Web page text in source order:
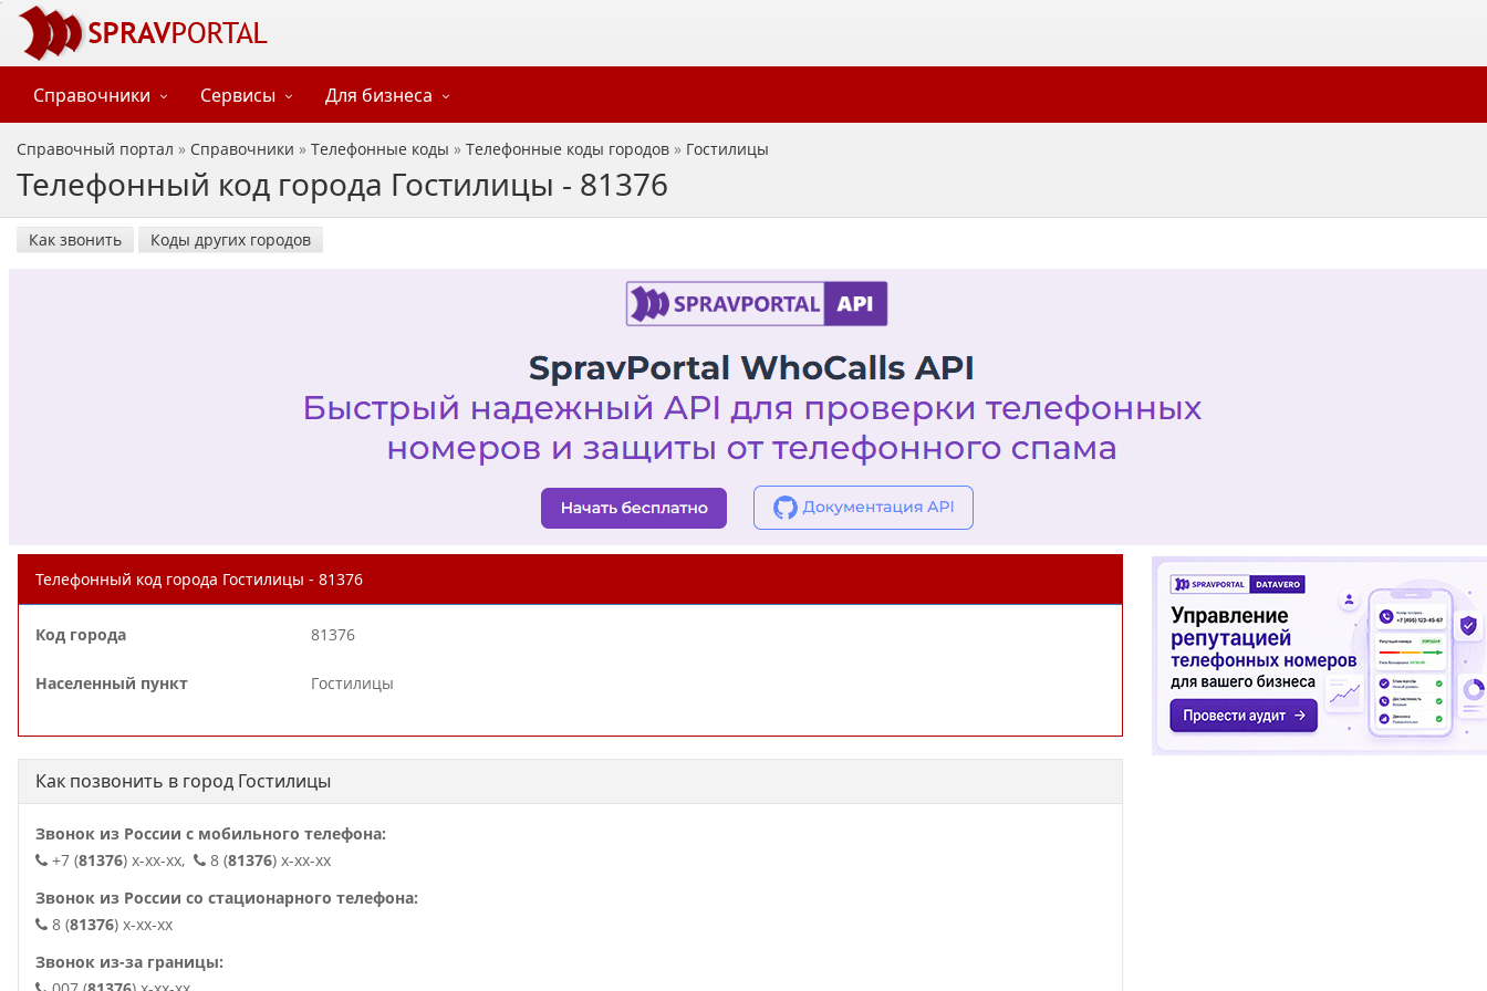
Справочники Сервисы Для бизнеса
Справочный портал » Справочники » Телефонные коды » Телефонные коды городов » Гостилицы
Телефонный код города Гостилицы - 81376
Как звонить Коды других городов
Телефонный код города Гостилицы - 81376
Код города 81376
Населенный пункт Гостилицы
Как позвонить в город Гостилицы
Звонок из России с мобильного телефона:
+7 (81376) x-xx-xx, 8 (81376) x-xx-xx
Звонок из России со стационарного телефона:
8 (81376) x-xx-xx
Звонок из-за границы: